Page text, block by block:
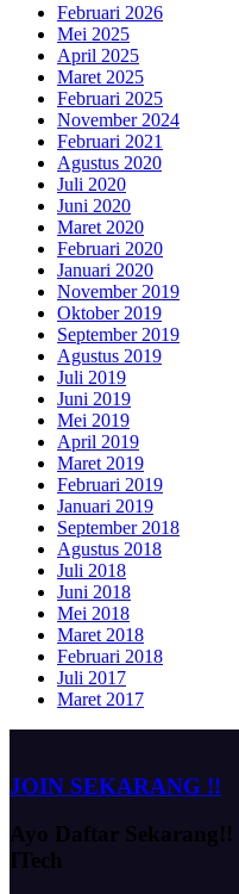
Februari 2026
Mei 2025
April 2025
Maret 2025
Februari 2025
November 2024
Februari 2021
Agustus 2020
Juli 2020
Juni 2020
Maret 2020
Februari 2020
Januari 2020
November 2019
Oktober 2019
September 2019
Agustus 2019
Juli 2019
Juni 2019
Mei 2019
April 2019
Maret 2019
Februari 2019
Januari 2019
September 2018
Agustus 2018
Juli 2018
Juni 2018
Mei 2018
Maret 2018
Februari 2018
Juli 2017
Maret 2017
JOIN SEKARANG !!
Ayo Daftar Sekarang!!
ITech